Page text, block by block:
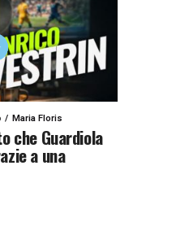
Maria Floris
che Guardiola
a una